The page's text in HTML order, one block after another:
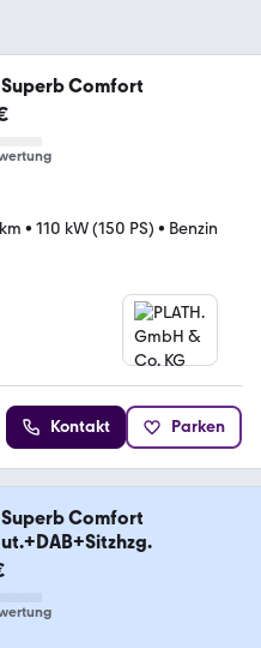
Comfort
• 110 kW (150 PS) • Benzin
Kontakt Parken
Comfort